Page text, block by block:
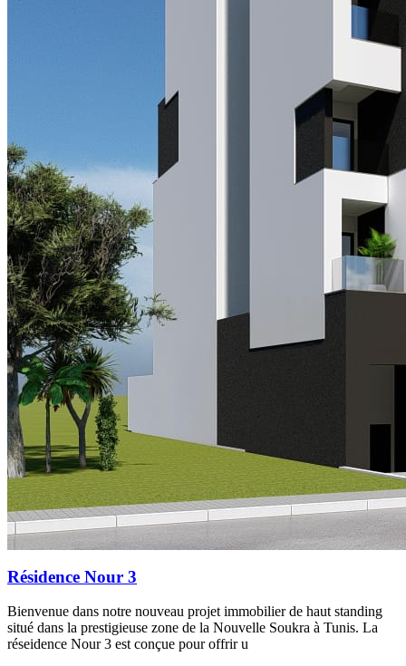
Résidence Nour 3
Bienvenue dans notre nouveau projet immobilier de haut standing
situé dans la prestigieuse zone de la Nouvelle Soukra à Tunis. La
réseidence Nour 3 est conçue pour offrir u